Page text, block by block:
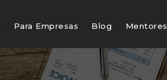
Para Empresas Blog Mentores